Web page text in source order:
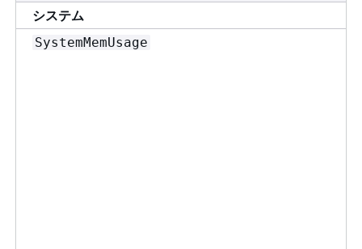
システム
SystemMemUsage